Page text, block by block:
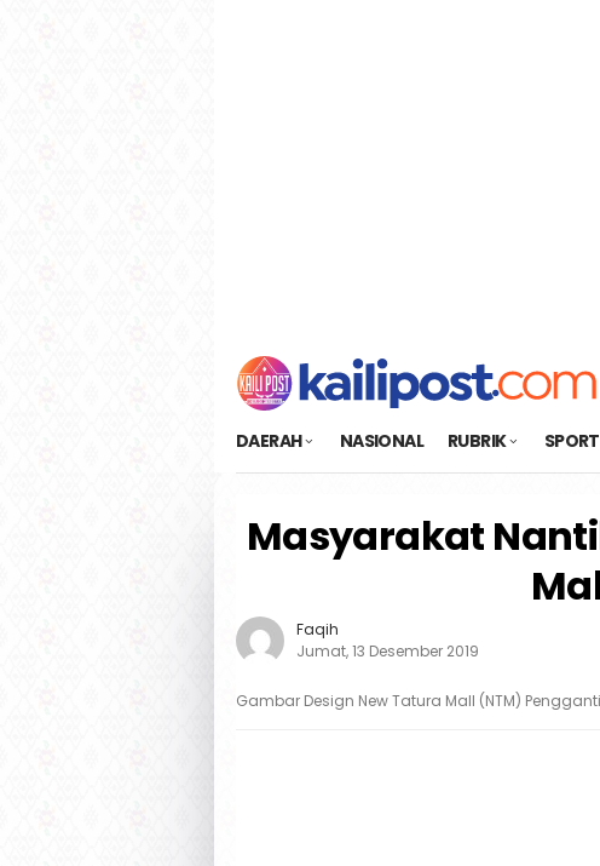
DAERAH NASIONAL RUBRIK SPORT
Masyarakat
Faqih
Jumat, 13 Desember 2019
Gambar Design New Tatura Mall (NTM)